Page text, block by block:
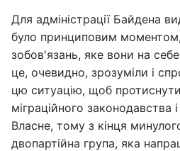
Для адміністрації Байдена
було принциповим моментом,
зобов'язань, яке вони на себе
це, очевидно, зрозуміли і
цю ситуацію, щоб
міграційного законодавства
Власне, тому з кінця
двопартійна група, яка